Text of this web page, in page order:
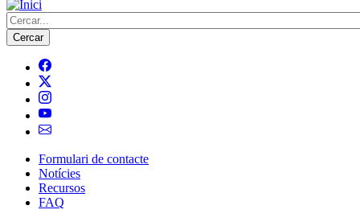
Cerca
Navegació
principal
Formulari de contacte
Notícies
Recursos
FAQ